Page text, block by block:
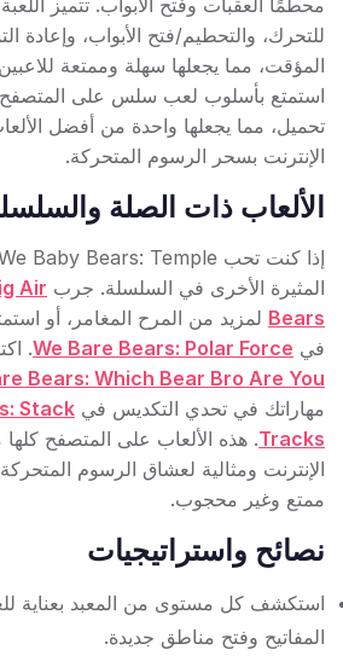
محطمًا العقبات وفتح الأبواب. تتميز
للتحرك، والتحطيم/فتح الأبواب، وإعادة
المؤقت، مما يجعلها سهلة وممتعة
استمتع بأسلوب لعب سلس على المتصفح
تحميل، مما يجعلها واحدة من أفضل
الإنترنت بسحر الرسوم المتحركة.
الألعاب ذات الصلة
المثيرة الأخرى في السلسلة. جرب Air
Bears لمزيد من المرح المغامر، أو
في We Bare Bears: Polar Force
.
Bears: Which Bear Bro Are You?
مهاراتك في تحدي التكديس في Stack
Tracks. هذه الألعاب على المتصفح كلها
الإنترنت ومثالية لعشاق الرسوم
ممتع وغير محجوب.
نصائح واستراتيجيات
استكشف كل مستوى من المعبد بعناية
المفاتيح وفتح مناطق جديدة.